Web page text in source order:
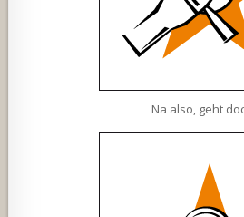
Na also, geht